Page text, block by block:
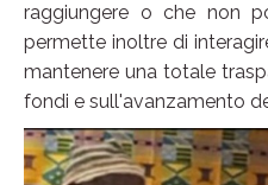
raggiungere o che non
permette inoltre di
mantenere una totale
fondi e sull'avanzamento